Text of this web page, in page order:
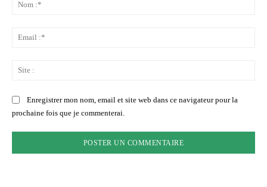
Enregistrer mon nom, email et site web dans ce navigateur pour la
prochaine fois que je commenterai.